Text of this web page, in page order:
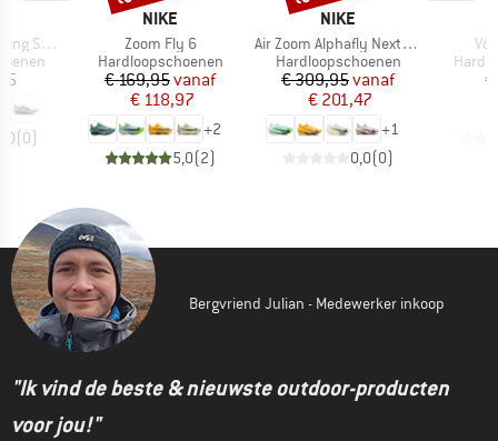
Shoes
(0)
MERK
NIKE
Artikel
Zoom Fly 6
Productgroep
Hardloopschoenen
Prijs
€ 169,95Verlaagde prijs
vanaf
€ 118,97
+2
5,0(2)
MERK
NIKE
Artikel
Air Zoom Alphafly Next% 3
Productgroep
Hardloopschoenen
Prijs
€ 309,95Verlaagde prijs
vanaf
€ 201,47
+1
0,0(0)
€
Bergvriend Julian - Medewerker inkoop
"Ik vind de beste & nieuwste outdoor-producten
voor jou!"